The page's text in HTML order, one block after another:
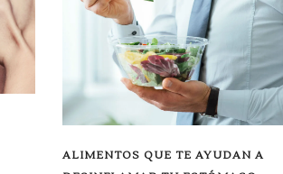
ALIMENTOS QUE TE AYUDAN A